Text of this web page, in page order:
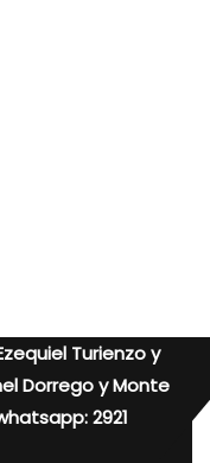
Turienzo y
Dorrego y Monte
2921